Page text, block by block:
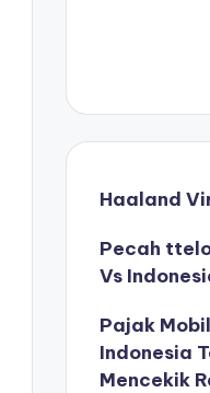
Haaland
Pecah
Vs
Pajak
Indonesia
Mencekik